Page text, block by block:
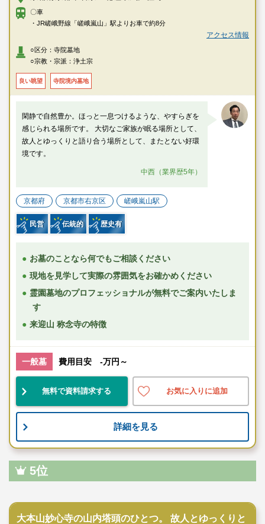
〇車
・JR嵯峨野線「嵯峨嵐山」駅よりお車で約8分
アクセス情報
○区分：寺院墓地
○宗教・宗派：浄土宗
良い眺望 寺院境内墓地
閑静で自然豊か。ほっと一息つけるような、やすらぎを
感じられる場所です。 大切なご家族が眠る場所として、
故人とゆっくりと語り合う場所として、またとない好環
境です。
中西（業界歴5年）
京都府 京都市右京区 嵯峨嵐山駅
民営 伝統的 歴史有
お墓のことなら何でもご相談ください
現地を見学して実際の雰囲気をお確かめください
霊園墓地のプロフェッショナルが無料でご案内いたしま
す
来迎山 称念寺の特徴
一般墓 費用目安 -万円～
無料で資料請求する お気に入りに追加
詳細を見る
5位
大本山妙心寺の山内塔頭のひとつ。 故人とゆっくりと